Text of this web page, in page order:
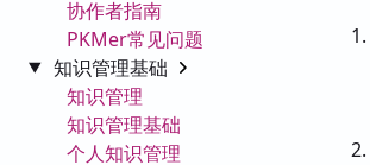
协作者指南
PKMer常见问题
知识管理基础
知识管理
知识管理基础
个人知识管理